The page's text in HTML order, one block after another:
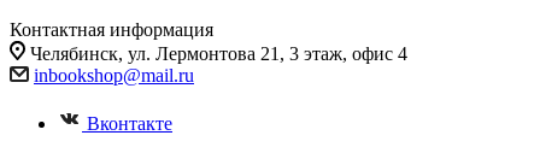
Контактная информация
Челябинск, ул. Лермонтова 21, 3 этаж, офис 4
inbookshop@mail.ru
Вконтакте